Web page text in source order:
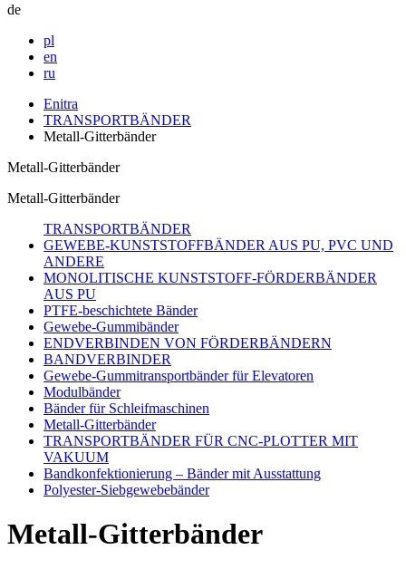
de
pl
en
ru
Enitra
TRANSPORTBÄNDER
Metall-Gitterbänder
Metall-Gitterbänder
Metall-Gitterbänder
TRANSPORTBÄNDER
GEWEBE-KUNSTSTOFFBÄNDER AUS PU, PVC UND
ANDERE
MONOLITISCHE KUNSTSTOFF-FÖRDERBÄNDER
AUS PU
PTFE-beschichtete Bänder
Gewebe-Gummibänder
ENDVERBINDEN VON FÖRDERBÄNDERN
BANDVERBINDER
Gewebe-Gummitransportbänder für Elevatoren
Modulbänder
Bänder für Schleifmaschinen
Metall-Gitterbänder
TRANSPORTBÄNDER FÜR CNC-PLOTTER MIT
VAKUUM
Bandkonfektionierung – Bänder mit Ausstattung
Polyester-Siebgewebebänder
Metall-Gitterbänder